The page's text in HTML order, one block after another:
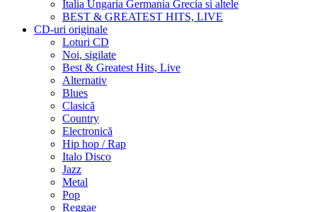
Italia Ungaria Germania Grecia si altele
BEST & GREATEST HITS, LIVE
CD-uri originale
Loturi CD
Noi, sigilate
Best & Greatest Hits, Live
Alternativ
Blues
Clasică
Country
Electronică
Hip hop / Rap
Italo Disco
Jazz
Metal
Pop
Reggae